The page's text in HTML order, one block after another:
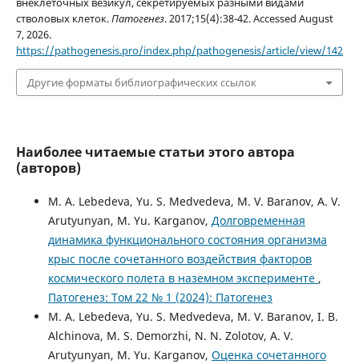
стволовых клеток.Патогенез. 2017;15(4):38-42. Accessed August
7, 2026.
https://pathogenesis.pro/index.php/pathogenesis/article/view/142
Другие форматы библиографических ссылок
Наиболее читаемые статьи этого автора
(авторов)
M. A. Lebedeva, Yu. S. Medvedeva, M. V. Baranov, A. V.
Arutyunyan, M. Yu. Karganov, Долговременная
динамика функционального состояния организма
крыс после сочетанного воздействия факторов
космического полета в наземном эксперименте ,
Патогенез: Том 22 № 1 (2024): Патогенез
M. A. Lebedeva, Yu. S. Medvedeva, M. V. Baranov, I. B.
Alchinova, M. S. Demorzhi, N. N. Zolotov, A. V.
Arutyunyan, M. Yu. Karganov, Оценка сочетанного